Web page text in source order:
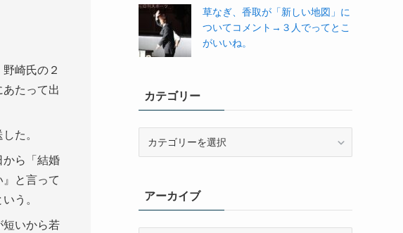
崎氏の２
たって出
た。
から「結婚
と言って
う。
短いから若
草なぎ、香取が「新しい地図」に
ついてコメント→３人でってとこ
がいいね。
カテゴリー
ーアーカイブ